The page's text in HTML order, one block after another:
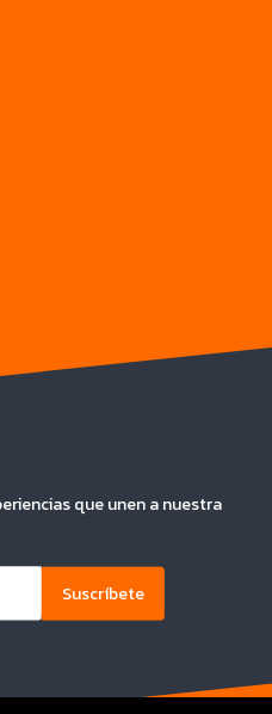
que unen a nuestra
Suscríbete